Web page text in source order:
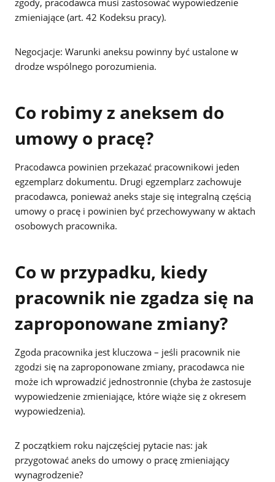
zmieniające (art. 42 Kodeksu pracy).
Negocjacje: Warunki aneksu powinny być ustalone w
drodze wspólnego porozumienia.
Co robimy z aneksem do
umowy o pracę?
Pracodawca powinien przekazać pracownikowi jeden
egzemplarz dokumentu. Drugi egzemplarz zachowuje
pracodawca, ponieważ aneks staje się integralną częścią
umowy o pracę i powinien być przechowywany w aktach
osobowych pracownika.
Co w przypadku, kiedy
pracownik nie zgadza się na
zaproponowane zmiany?
Zgoda pracownika jest kluczowa – jeśli pracownik nie
zgodzi się na zaproponowane zmiany, pracodawca nie
może ich wprowadzić jednostronnie (chyba że zastosuje
wypowiedzenie zmieniające, które wiąże się z okresem
wypowiedzenia).
Z początkiem roku najczęściej pytacie nas: jak
przygotować aneks do umowy o pracę zmieniający
wynagrodzenie?